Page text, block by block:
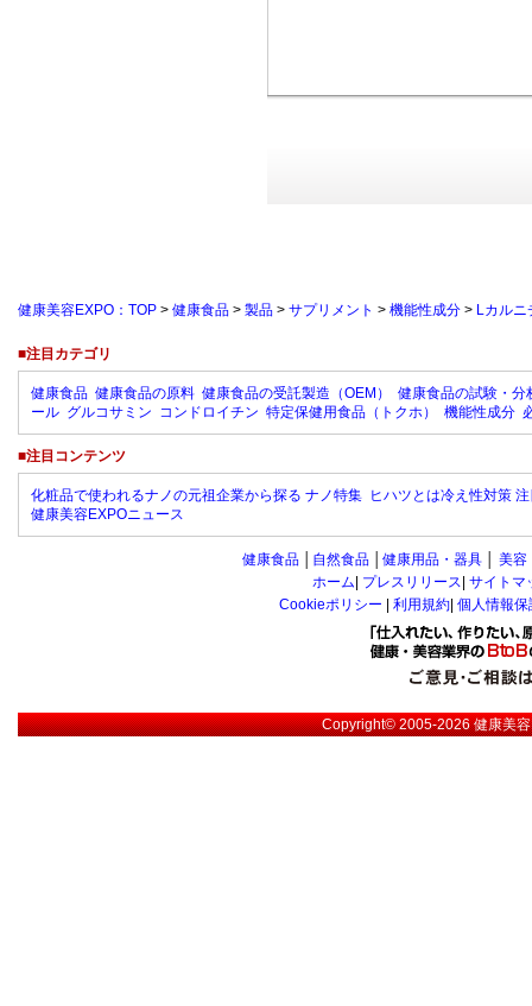
健康美容EXPO：TOP > 健康食品 > 製品 > サプリメント > 機能性成分 > Lカルニ
■注目カテゴリ
健康食品 健康食品の原料 健康食品の受託製造（OEM）
健康食品の試験・分
ール グルコサミン コンドロイチン 特定保健用食品（トクホ） 機能性成分
■注目コンテンツ
化粧品で使われるナノの元祖企業から探る ナノ特集 ヒハツとは冷え性対策
健康美容EXPOニュース
健康食品 自然食品 健康用品・器具 美容
ホーム プレスリリース サイトマ
Cookieポリシー
利用規約 個人情報
Copyright© 2005-2026健康美